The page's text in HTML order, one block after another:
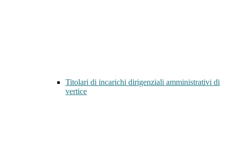
Titolari di incarichi dirigenziali amministrativi di
vertice